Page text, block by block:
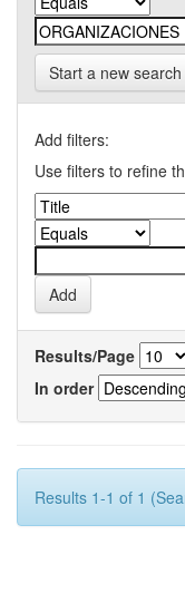
Start a new search
Add filters:
Use filters to refine
Results/Page
In order
Results 1-1 of 1